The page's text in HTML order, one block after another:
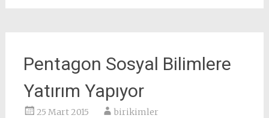
Pentagon Sosyal Bilimlere
Yatırım Yapıyor
25 Mart 2015 birikimler